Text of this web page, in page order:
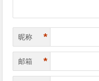
昵称 *
邮箱 *